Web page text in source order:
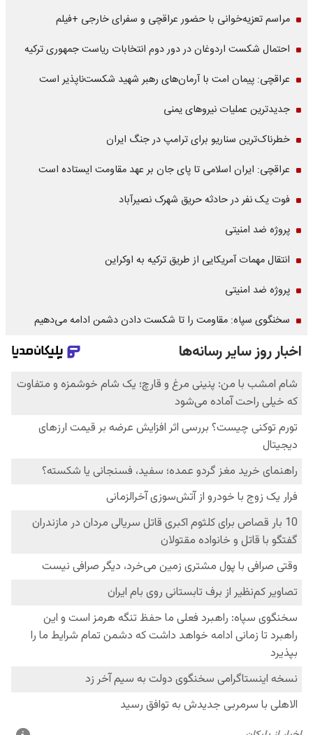
مراسم تعزیه‌خوانی با حضور عراقچی و سفرای خارجی +فیلم
احتمال شکست اردوغان در دور دوم انتخابات ریاست جمهوری ترکیه
عراقچی: پیمان امت با آرمان‌های رهبر شهید شکست‌ناپذیر است
جدیدترین عملیات نیروهای یمنی
خطرناک‌ترین سناریو برای ترامپ در جنگ ایران
عراقچی: ایران اسلامی تا پای جان بر عهد مقاومت ایستاده است
فوت یک نفر در حادثه حریق شهرک نصیرآباد
پروژه ضد امنیتی
انتقال مهمات آمریکایی از طریق ترکیه به اوکراین
پروژه ضد امنیتی
سخنگوی سپاه: مقاومت را تا شکست دادن دشمن ادامه می‌دهیم